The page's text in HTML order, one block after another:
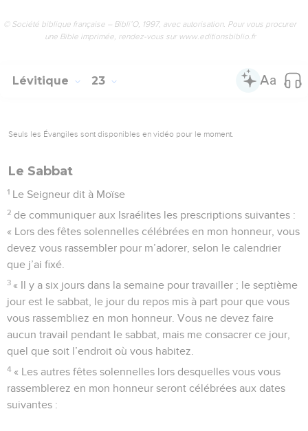
© Société biblique française – Bibli’O, 1997, avec autorisation. Pour vous procurer
une Bible imprimée, rendez-vous sur www.editionsbiblio.fr
Lévitique 23
Seuls les Évangiles sont disponibles en vidéo pour le moment.
Le Sabbat
1 Le Seigneur dit à Moïse
2 de communiquer aux Israélites les prescriptions suivantes :
« Lors des fêtes solennelles célébrées en mon honneur, vous
devez vous rassembler pour m’adorer, selon le calendrier
que j’ai fixé.
3 « Il y a six jours dans la semaine pour travailler ; le septième
jour est le sabbat, le jour du repos mis à part pour que vous
vous rassembliez en mon honneur. Vous ne devez faire
aucun travail pendant le sabbat, mais me consacrer ce jour,
quel que soit l’endroit où vous habitez.
4 « Les autres fêtes solennelles lors desquelles vous vous
rassemblerez en mon honneur seront célébrées aux dates
suivantes :